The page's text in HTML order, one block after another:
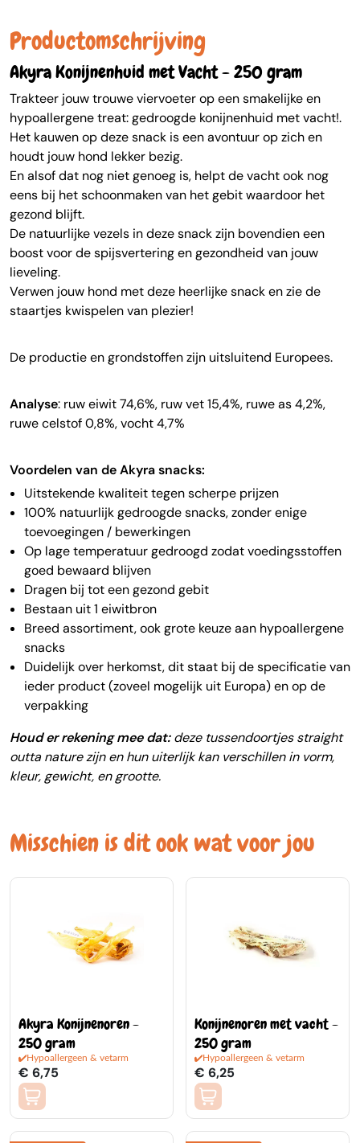
Productomschrijving
Akyra Konijnenhuid met Vacht - 250 gram
Trakteer jouw trouwe viervoeter op een smakelijke en
hypoallergene treat:gedroogde konijnenhuid met vacht!.
Het kauwen op deze snack is een avontuur op zich en
houdt jouw hond lekker bezig.
En alsof dat nog niet genoeg is, helpt de vacht ook nog
eens bij het schoonmaken van het gebit waardoor het
gezond blijft.
De natuurlijke vezels in deze snack zijn bovendien een
boost voor de spijsvertering en gezondheid van jouw
lieveling.
Verwen jouw hond met deze heerlijke snack en zie de
staartjes kwispelen van plezier!
De productie en grondstoffen zijn uitsluitend Europees.
Analyse: ruw eiwit 74,6%, ruw vet 15,4%, ruwe as 4,2%,
ruwe celstof 0,8%, vocht 4,7%
Voordelen van de Akyra snacks:
Uitstekende kwaliteit tegen scherpe prijzen
100% natuurlijk gedroogde snacks, zonder enige
toevoegingen / bewerkingen
Op lage temperatuur gedroogd zodat voedingsstoffen
goed bewaard blijven
Dragen bij tot een gezond gebit
Bestaan uit 1 eiwitbron
Breed assortiment, ook grote keuze aan hypoallergene
snacks
Duidelijk over herkomst, dit staat bij de specificatie van
ieder product (zoveel mogelijk uit Europa) en op de
verpakking
Houd er rekening mee dat:deze tussendoortjes straight
outta nature zijn en hun uiterlijk kan verschillen in vorm,
kleur, gewicht, en grootte.
Misschien is dit ook wat voor jou
Akyra Konijnenoren -
250 gram
Hypoallergeen & vetarm
€ 6,75
Konijnenoren met vacht -
250 gram
Hypoallergeen & vetarm
€ 6,25